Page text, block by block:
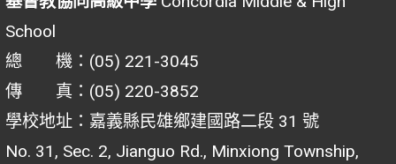
School
總 機：(05) 221-3045
傳 真：(05) 220-3852
學校地址：嘉義縣民雄鄉建國路二段 31 號
No. 31, Sec. 2, Jianguo Rd., Minxiong Township,